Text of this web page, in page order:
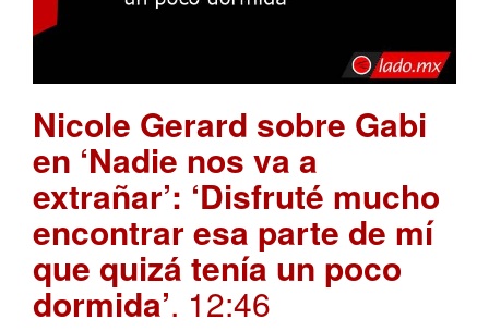
Nicole Gerard sobre Gabi
en ‘Nadie nos va a
extrañar’: ‘Disfruté mucho
encontrar esa parte de mí
que quizá tenía un poco
dormida’. 12:46